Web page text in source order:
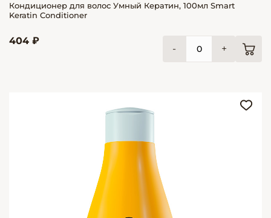
Кондиционер для волос Умный Кератин, 100мл Smart
Keratin Conditioner
404 ₽
- +